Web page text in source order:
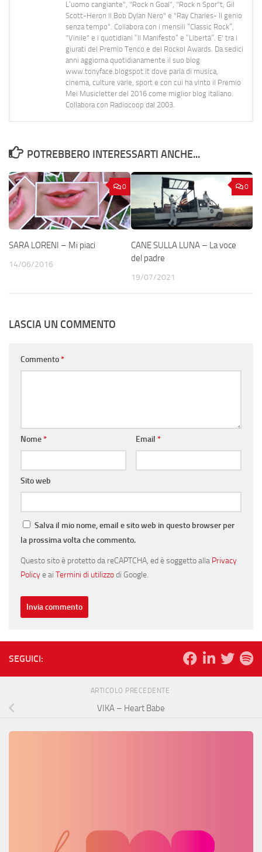
L’uomo cangiante", "Rock n Goal", "Rock n Spor"t, Gil
Scott-Heron Il Bob Dylan Nero" e "Ray Charles- Il genio
senza tempo". Collabora con i mensili “Classic Rock”,
"Vinile" e i quotidiani “Il Manifesto” e “Libertà”. E' tra i
giurati del Premio Tenco e del Rockol Awards. Da sedici
anni aggiorna quotidianamente il suo blog
www.tonyface.blogspot.it dove parla di musica,
cinema, culture varie, sport e con cui ha vinto il Premio
Mei Musicletter del 2016 come miglior blog italiano.
Collabora con Radiocoop dal 2003.
POTREBBERO INTERESSARTI ANCHE...
0
SARA LORENI – Mi piaci
14/06/2016
0
CANE SULLA LUNA – La voce
del padre
19/07/2021
LASCIA UN COMMENTO
Commento*
Nome* Email *
Sito web
Salva il mio nome, email e sito web in questo browser per
la prossima volta che commento.
Questo sito è protetto da reCAPTCHA, ed è soggetto alla Privacy
Policye ai Termini di utilizzodi Google.
SEGUICI:
ARTICOLO PRECEDENTE
VIKA – Heart Babe